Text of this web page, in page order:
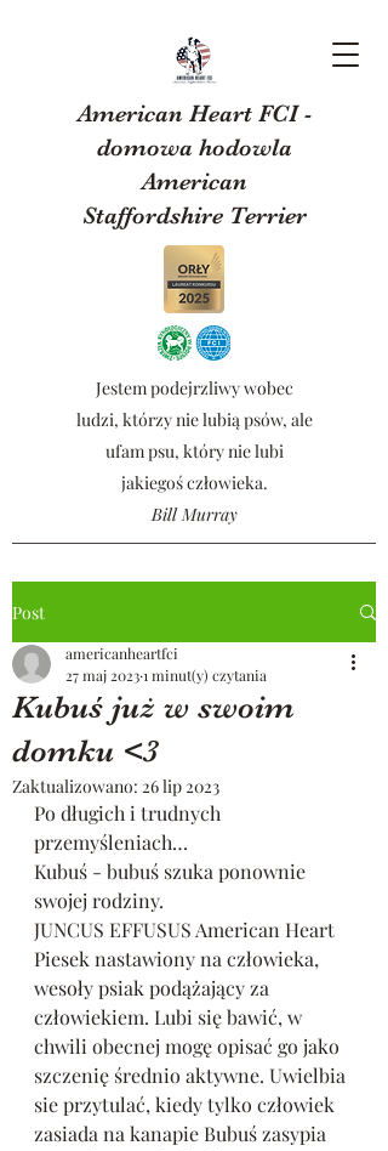
American Heart FCI -
domowa hodowla
American
Staffordshire Terrier
Jestem podejrzliwy wobec
ludzi, którzy nie lubią psów, ale
ufam psu, który nie lubi
jakiegoś człowieka.
Bill Murray
Post
Kubuś już w swoim
domku <3
americanheartfci
27 maj 20231 minut(y) czytania
Zaktualizowano: 26 lip 2023
Po długich i trudnych
przemyśleniach…
Kubuś - bubuś szuka ponownie
swojej rodziny.
JUNCUS EFFUSUS American Heart
Piesek nastawiony na człowieka,
wesoły psiak podążający za
człowiekiem. Lubi się bawić, w
chwili obecnej mogę opisać go jako
szczenię średnio aktywne. Uwielbia
sie przytulać, kiedy tylko człowiek
zasiada na kanapie Bubuś zasypia